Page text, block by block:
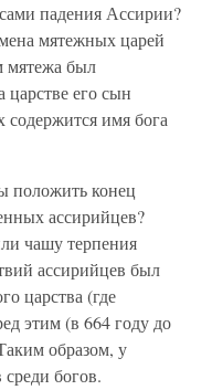
падения Ассирии?
мятежных царей
мятежа был
царстве его сын
имя бога
положить конец
ассирийцев?
чашу терпения
ассирийцев был
царства (где
этим (в 664 году до
образом, у
богов.